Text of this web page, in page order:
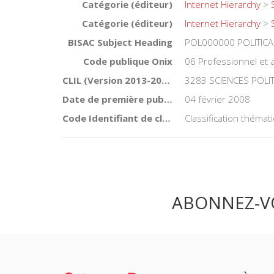
Catégorie (éditeur) Internet Hierarchy >
Catégorie (éditeur)
Internet Hierarchy >
BISAC Subject Heading
POL000000
Code publique Onix
06 Professionnel et
CLIL (Version 2013-2019 )
3283 SCIENCES
Date de première publication du titre
04 février 2008
Code Identifiant de classement sujet
Classification
ABONNEZ-